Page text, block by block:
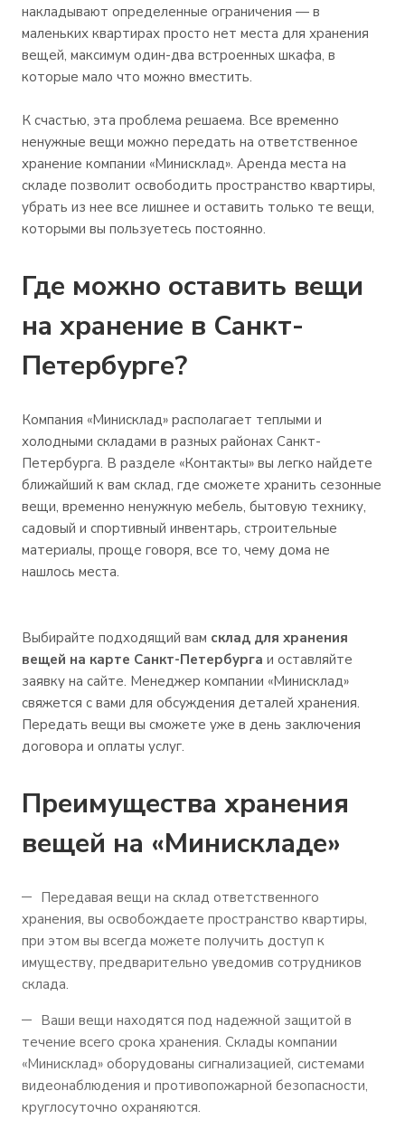
накладывают определенные ограничения — в
маленьких квартирах просто нет места для хранения
вещей, максимум один-два встроенных шкафа, в
которые мало что можно вместить.
К счастью, эта проблема решаема. Все временно
ненужные вещи можно передать на ответственное
хранение компании «Минисклад». Аренда места на
складе позволит освободить пространство квартиры,
убрать из нее все лишнее и оставить только те вещи,
которыми вы пользуетесь постоянно.
Где можно оставить вещи
на хранение в Санкт-
Петербурге?
Компания «Минисклад» располагает теплыми и
холодными складами в разных районах Санкт-
Петербурга. В разделе «Контакты» вы легко найдете
ближайший к вам склад, где сможете хранить сезонные
вещи, временно ненужную мебель, бытовую технику,
садовый и спортивный инвентарь, строительные
материалы, проще говоря, все то, чему дома не
нашлось места.
Выбирайте подходящий вам склад для хранения
вещей на карте Санкт-Петербурга и оставляйте
заявку на сайте. Менеджер компании «Минисклад»
свяжется с вами для обсуждения деталей хранения.
Передать вещи вы сможете уже в день заключения
договора и оплаты услуг.
Преимущества хранения
вещей на «Минискладе»
Передавая вещи на склад ответственного
хранения, вы освобождаете пространство квартиры,
при этом вы всегда можете получить доступ к
имуществу, предварительно уведомив сотрудников
склада.
Ваши вещи находятся под надежной защитой в
течение всего срока хранения. Склады компании
«Минисклад» оборудованы сигнализацией, системами
видеонаблюдения и противопожарной безопасности,
круглосуточно охраняются.